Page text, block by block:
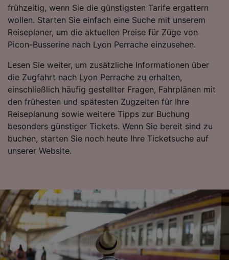
frühzeitig, wenn Sie die günstigsten Tarife ergattern
wollen. Starten Sie einfach eine Suche mit unserem
Reiseplaner, um die aktuellen Preise für Züge von
Picon-Busserine nach Lyon Perrache einzusehen.
Lesen Sie weiter, um zusätzliche Informationen über
die Zugfahrt nach Lyon Perrache zu erhalten,
einschließlich häufig gestellter Fragen, Fahrplänen mit
den frühesten und spätesten Zugzeiten für Ihre
Reiseplanung sowie weitere Tipps zur Buchung
besonders günstiger Tickets. Wenn Sie bereit sind zu
buchen, starten Sie noch heute Ihre Ticketsuche auf
unserer Website.